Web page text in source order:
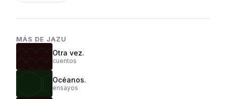
MÁS DE JAZU
Otra vez.
cuentos
Océanos.
ensayos